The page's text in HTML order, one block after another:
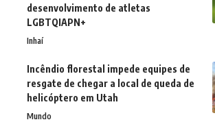
desenvolvimento de atletas
LGBTQIAPN+
Inhaí
Incêndio florestal impede equipes de
resgate de chegar a local de queda de
helicóptero em Utah
Mundo